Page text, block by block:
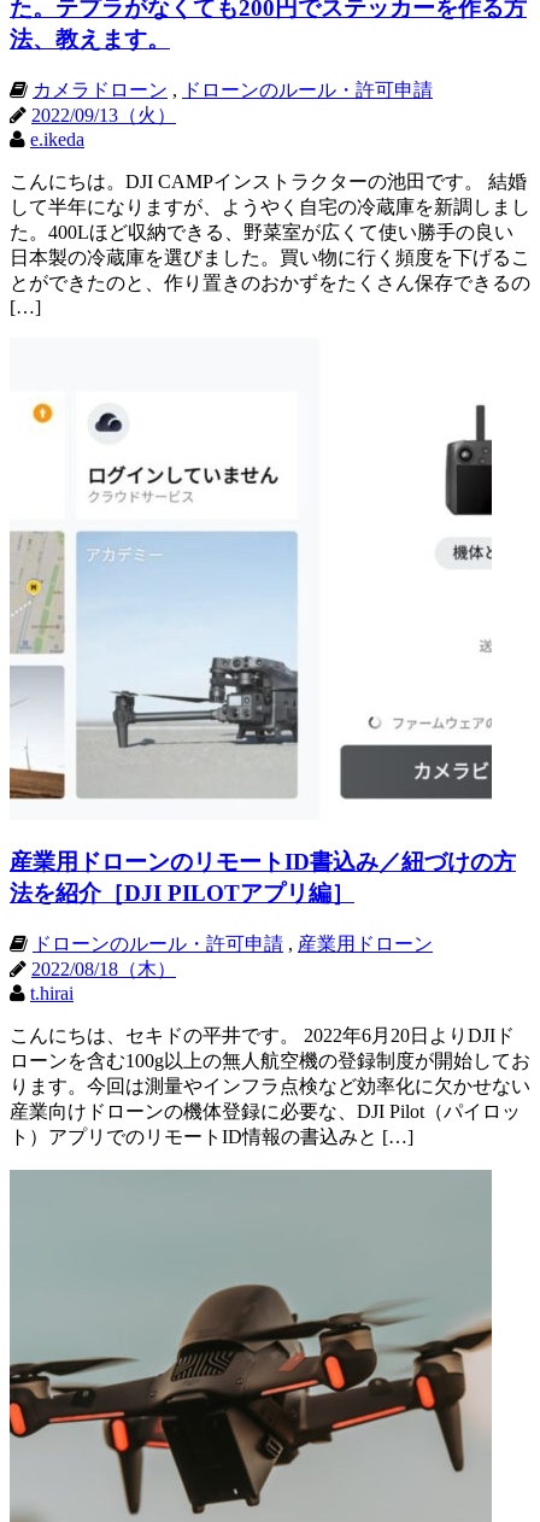
た。テプラがなくても200円でステッカーを作る方
法、教えます。
カメラドローン , ドローンのルール・許可申請
2022/09/13（火）
e.ikeda
こんにちは。DJI CAMPインストラクターの池田です。 結婚
して半年になりますが、ようやく自宅の冷蔵庫を新調しまし
た。400Lほど収納できる、野菜室が広くて使い勝手の良い
日本製の冷蔵庫を選びました。買い物に行く頻度を下げるこ
とができたのと、作り置きのおかずをたくさん保存できるの
[…]
産業用ドローンのリモートID書込み／紐づけの方
法を紹介［DJI PILOTアプリ編］
ドローンのルール・許可申請 , 産業用ドローン
2022/08/18（木）
t.hirai
こんにちは、セキドの平井です。 2022年6月20日よりDJIド
ローンを含む100g以上の無人航空機の登録制度が開始してお
ります。今回は測量やインフラ点検など効率化に欠かせない
産業向けドローンの機体登録に必要な、DJI Pilot（パイロッ
ト）アプリでのリモートID情報の書込みと […]